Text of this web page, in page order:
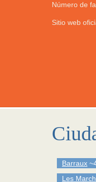
Número de
Sitio web
Barraux
Les